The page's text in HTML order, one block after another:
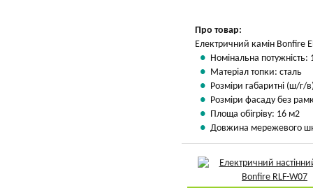
Про товар:
Електричний камін Bonfire
Номінальна потужність:
Матеріал топки: сталь
Розміри габаритні (ш/г/
Розміри фасаду без
Площа обігріву: 16 м2
Довжина мережевого